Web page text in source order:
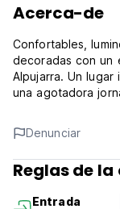
Acerca-de
Confortables,
decoradas con un
Alpujarra. Un
una agotadora
Denunciar
Reglas de la
Entrada